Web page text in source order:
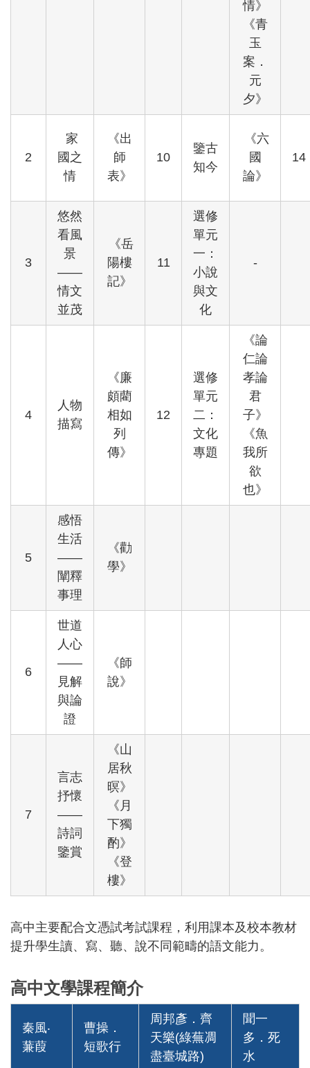
情》
《青
玉
案．
元
夕》
2
家
國之
情
《出
師
表》
10
鑒古
知今
《六
國
論》
14
3
悠然
看風
景
——
情文
並茂
《岳
陽樓
記》
11
選修
單元
一：
小說
與文
化
-
4
人物
描寫
《廉
頗藺
相如
列
傳》
12
選修
單元
二：
文化
專題
《論
仁論
孝論
君
子》
《魚
我所
欲
也》
5
感悟
生活
——
闡釋
事理
《勸
學》
6
世道
人心
——
見解
與論
證
《師
說》
7
言志
抒懷
——
詩詞
鑒賞
《山
居秋
暝》
《月
下獨
酌》
《登
樓》
高中主要配合文憑試考試課程，利用課本及校本教材
提升學生讀、寫、聽、說不同範疇的語文能力。
高中文學課程簡介
秦風‧
蒹葭
曹操．
短歌行
周邦彥．齊
天樂(綠蕪凋
盡臺城路)
聞一
多．死
水